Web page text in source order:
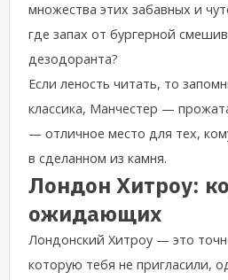
множества этих забавных и
где запах от бургерной
дезодоранта?
Если леность читать, то
классика, Манчестер —
— отличное место для тех,
в сделанном из камня.
Лондон Хитроу:
ожидающих
Лондонский Хитроу — это
которую тебя не пригласили,